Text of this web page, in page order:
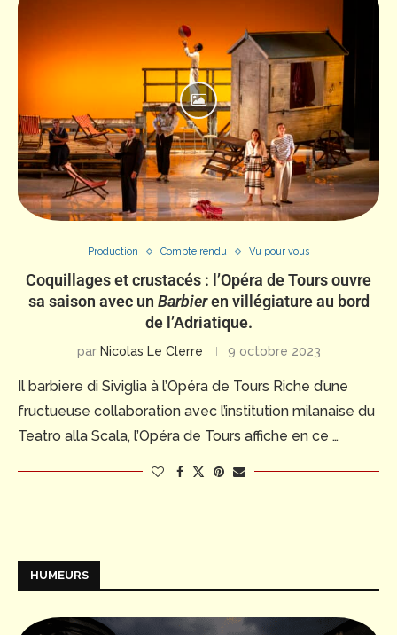
Production Compte rendu Vu pour vous
Coquillages et crustacés : l’Opéra de Tours ouvre
sa saison avec un Barbieren villégiature au bord
de l’Adriatique.
par Nicolas Le Clerre 9 octobre 2023
Il barbiere di Siviglia à l’Opéra de Tours Riche d’une
fructueuse collaboration avec l’institution milanaise du
Teatro alla Scala, l’Opéra de Tours affiche en ce …
HUMEURS